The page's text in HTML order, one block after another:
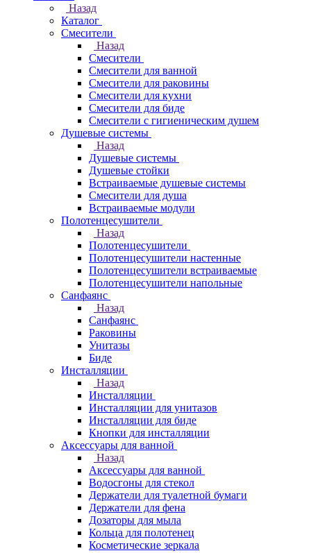
Назад
Каталог
Смесители
Назад
Смесители
Смесители для ванной
Смесители для раковины
Смесители для кухни
Смесители для биде
Смесители с гигиеническим душем
Душевые системы
Назад
Душевые системы
Душевые стойки
Встраиваемые душевые системы
Смесители для душа
Встраиваемые модули
Полотенцесушители
Назад
Полотенцесушители
Полотенцесушители настенные
Полотенцесушители встраиваемые
Полотенцесушители напольные
Санфаянс
Назад
Санфаянс
Раковины
Унитазы
Биде
Инсталляции
Назад
Инсталляции
Инсталляции для унитазов
Инсталляции для биде
Кнопки для инсталляции
Аксессуары для ванной
Назад
Аксессуары для ванной
Водосгоны для стекол
Держатели для туалетной бумаги
Держатели для фена
Дозаторы для мыла
Кольца для полотенец
Косметические зеркала